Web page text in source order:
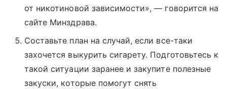
от никотиновой зависимости», — говорится на
сайте Минздрава.
Составьте план на случай, если все-таки
захочется выкурить сигарету. Подготовьтесь к
такой ситуации заранее и закупите полезные
закуски, которые помогут снять